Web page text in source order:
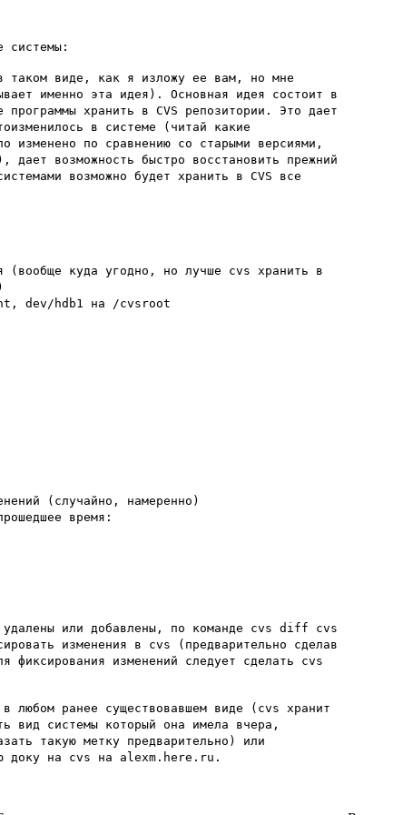
системы:
таком виде, как я изложу ее вам, но мне
именно эта идея). Основная идея состоит в
хранить в CVS репозитории. Это дает
в системе (читай какие
изменено по сравнению со старыми версиями,
дает возможность быстро восстановить прежний
возможно будет хранить в CVS все
(вообще куда угодно, но лучше cvs хранить в
dev/hdb1 на /cvsroot
(случайно, намеренно)
время:
удалены или добавлены, по команде cvs diff cvs
изменения в cvs (предварительно сделав
изменений следует сделать cvs
любом ранее существовавшем виде (cvs хранит
вид системы который она имела вчера,
такую метку предварительно) или
доку на cvs на alexm.here.ru.